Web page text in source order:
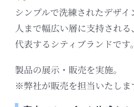
シンプルで洗練されたデザ
人まで幅広い層に支持され
代表するシティブランドです。
製品の展示・販売を実施。
※弊社が販売を担当いたしま